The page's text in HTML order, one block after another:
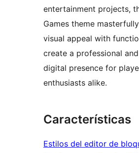
entertainment projects,
Games theme
visual appeal with
create a professional
digital presence for
enthusiasts alike.
Características
Estilos del editor de